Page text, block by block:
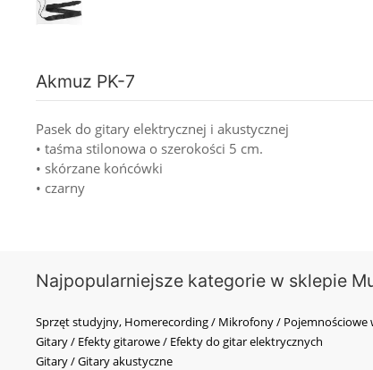
Akmuz PK-7
Pasek do gitary elektrycznej i akustycznej
• taśma stilonowa o szerokości 5 cm.
• skórzane końcówki
• czarny
Najpopularniejsze kategorie w sklepie
Sprzęt studyjny, Homerecording / Mikrofony /
Gitary / Efekty gitarowe / Efekty do gitar elektrycznych
Gitary / Gitary akustyczne